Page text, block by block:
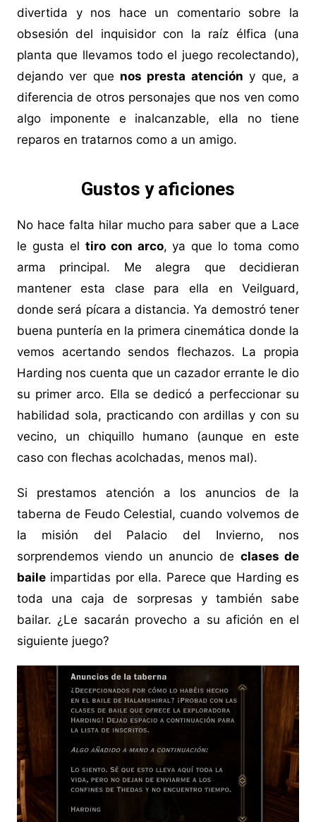
divertida y nos hace un comentario sobre la
obsesión del inquisidor con la raíz élfica (una
planta que llevamos todo el juego recolectando),
dejando ver que nos presta atención y que, a
diferencia de otros personajes que nos ven como
algo imponente e inalcanzable, ella no tiene
reparos en tratarnos como a un amigo.
Gustos y aficiones
No hace falta hilar mucho para saber que a Lace
le gusta el tiro con arco, ya que lo toma como
arma principal. Me alegra que decidieran
mantener esta clase para ella en Veilguard,
donde será pícara a distancia. Ya demostró tener
buena puntería en la primera cinemática donde la
vemos acertando sendos flechazos. La propia
Harding nos cuenta que un cazador errante le dio
su primer arco. Ella se dedicó a perfeccionar su
habilidad sola, practicando con ardillas y con su
vecino, un chiquillo humano (aunque en este
caso con flechas acolchadas, menos mal).
Si prestamos atención a los anuncios de la
taberna de Feudo Celestial, cuando volvemos de
la misión del Palacio del Invierno, nos
sorprendemos viendo un anuncio de clases de
baileimpartidas por ella. Parece que Harding es
toda una caja de sorpresas y también sabe
bailar. ¿Le sacarán provecho a su afición en el
siguiente juego?